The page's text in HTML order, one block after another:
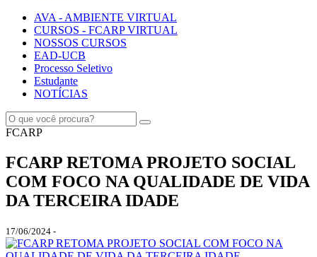
AVA - AMBIENTE VIRTUAL
CURSOS - FCARP VIRTUAL
NOSSOS CURSOS
EAD-UCB
Processo Seletivo
Estudante
NOTÍCIAS
FCARP
FCARP RETOMA PROJETO SOCIAL
COM FOCO NA QUALIDADE DE VIDA
DA TERCEIRA IDADE
17/06/2024 -